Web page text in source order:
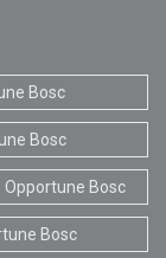
Bosc
Bosc
Bosc
Bosc